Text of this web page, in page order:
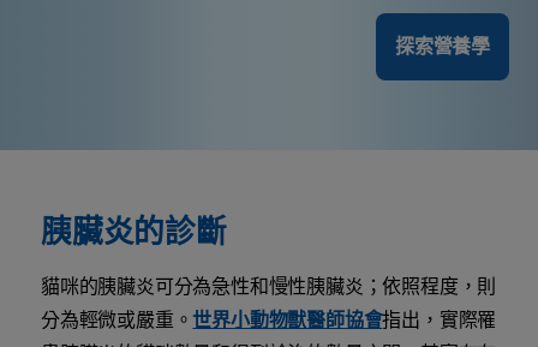
探索營養學
胰臟炎的診斷
貓咪的胰臟炎可分為急性和慢性胰臟炎；依照程度，則
分為輕微或嚴重。世界小動物獸醫師協會指出，實際罹